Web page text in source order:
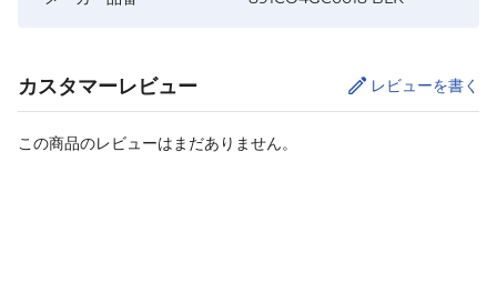
カスタマーレビュー レビューを書く
この商品のレビューはまだありません。